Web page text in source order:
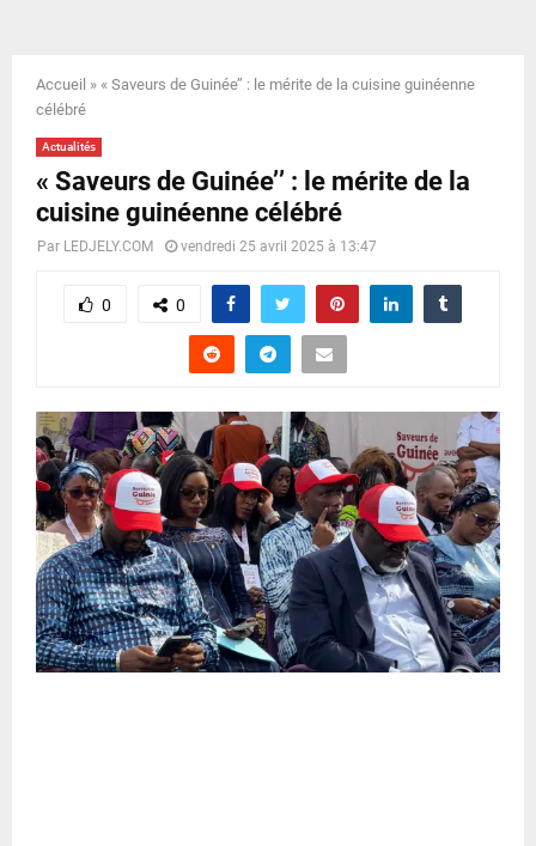
N
Accueil » « Saveurs de Guinée’’ : le mérite de la cuisine guinéenne
célébré
Actualités
« Saveurs de Guinée’’ : le mérite de la
cuisine guinéenne célébré
Par LEDJELY.COM vendredi 25 avril 2025 à 13:47
0 0